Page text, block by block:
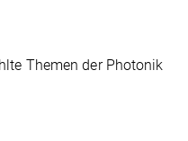
Themen der Photonik